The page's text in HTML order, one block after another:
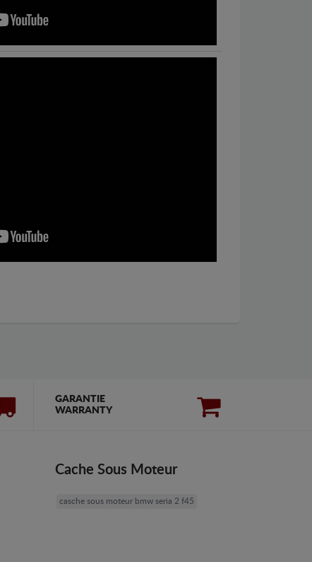
GARANTIE
WARRANTY
Cache Sous Moteur
casche sous moteur bmw seria 2 f45